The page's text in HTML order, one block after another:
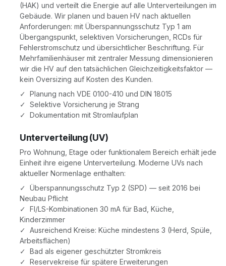
(HAK) und verteilt die Energie auf alle Unterverteilungen im
Gebäude. Wir planen und bauen HV nach aktuellen
Anforderungen: mit Überspannungsschutz Typ 1 am
Übergangspunkt, selektiven Vorsicherungen, RCDs für
Fehlerstromschutz und übersichtlicher Beschriftung. Für
Mehrfamilienhäuser mit zentraler Messung dimensionieren
wir die HV auf den tatsächlichen Gleichzeitigkeitsfaktor —
kein Oversizing auf Kosten des Kunden.
✓ Planung nach VDE 0100-410 und DIN 18015
✓ Selektive Vorsicherung je Strang
✓ Dokumentation mit Stromlaufplan
Unterverteilung (UV)
Pro Wohnung, Etage oder funktionalem Bereich erhält jede
Einheit ihre eigene Unterverteilung. Moderne UVs nach
aktueller Normenlage enthalten:
✓ Überspannungsschutz Typ 2 (SPD) — seit 2016 bei
Neubau Pflicht
✓ FI/LS-Kombinationen 30 mA für Bad, Küche,
Kinderzimmer
✓ Ausreichend Kreise: Küche mindestens 3 (Herd, Spüle,
Arbeitsflächen)
✓ Bad als eigener geschützter Stromkreis
✓ Reservekreise für spätere Erweiterungen